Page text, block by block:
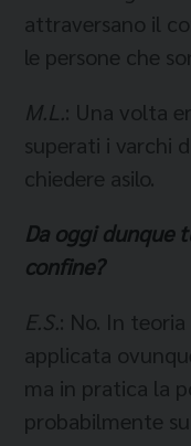
attraversano il
le persone che
M.L.: Una volta
superati i varchi
chiedere asilo.
Da oggi dunque
confine?
E.S.: No. In
applicata
ma in pratica la
probabilmente